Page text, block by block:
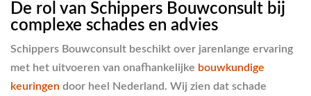
De rol van Schippers Bouwconsult bij
complexe schades en advies
Schippers Bouwconsult beschikt over jarenlange ervaring
met het uitvoeren van onafhankelijke bouwkundige
keuringen door heel Nederland. Wij zien dat schade